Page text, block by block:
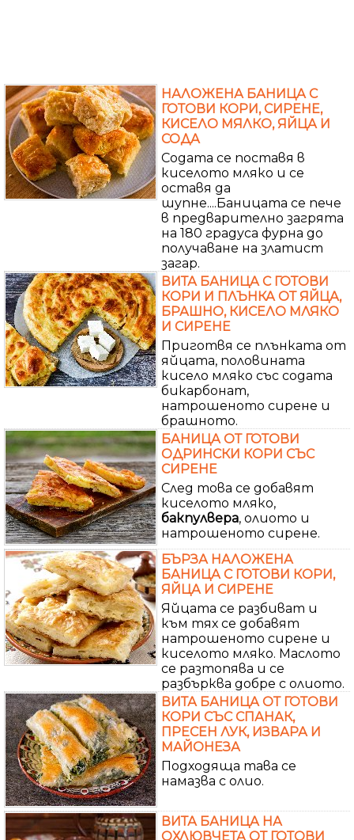
НАЛОЖЕНА БАНИЦА С
ГОТОВИ КОРИ, СИРЕНЕ,
КИСЕЛО МЯЛКО, ЯЙЦА И
СОДА
Содата се поставя в
киселото мляко и се
оставя да
шупне....Баницата се пече
в предварително загрята
на 180 градуса фурна до
получаване на златист
загар.
ВИТА БАНИЦА С ГОТОВИ
КОРИ И ПЛЪНКА ОТ ЯЙЦА,
БРАШНО, КИСЕЛО МЛЯКО
И СИРЕНЕ
Приготвя се плънката от
яйцата, половината
кисело мляко със содата
бикарбонат,
натрошеното сирене и
брашното.
БАНИЦА ОТ ГОТОВИ
ОДРИНСКИ КОРИ СЪС
СИРЕНЕ
След това се добавят
киселото мляко,
бакпулвера, олиото и
натрошеното сирене.
БЪРЗА НАЛОЖЕНА
БАНИЦА С ГОТОВИ КОРИ,
ЯЙЦА И СИРЕНЕ
Яйцата се разбиват и
към тях се добавят
натрошеното сирене и
киселото мляко. Маслото
се разтопява и се
разбърква добре с олиото.
ВИТА БАНИЦА ОТ ГОТОВИ
КОРИ СЪС СПАНАК,
ПРЕСЕН ЛУК, ИЗВАРА И
МАЙОНЕЗА
Подходяща тава се
намазва с олио.
ВИТА БАНИЦА НА
ОХЛЮВЧЕТА ОТ ГОТОВИ